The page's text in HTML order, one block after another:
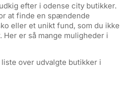
efter i odense city butikker.
at finde en spændende
eller et unikt fund, som du ikke
Her er så mange muligheder i
over udvalgte butikker i